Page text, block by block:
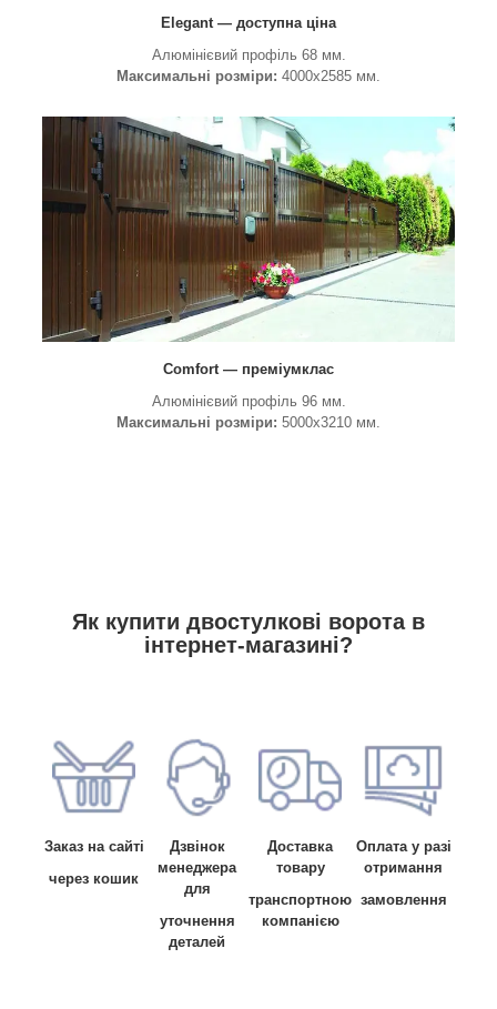
Elegant — доступна ціна
Алюмінієвий профіль 68 мм.
Максимальні розміри: 4000х2585 мм.
Comfort — преміумклас
Алюмінієвий профіль 96 мм.
Максимальні розміри: 5000х3210 мм.
Як купити двостулкові ворота в
інтернет-магазині?
Заказ на сайті
через кошик
Дзвінок
менеджера
для
уточнення
деталей
Доставка
товару
транспортною
компанією
Оплата у разі
отримання
замовлення